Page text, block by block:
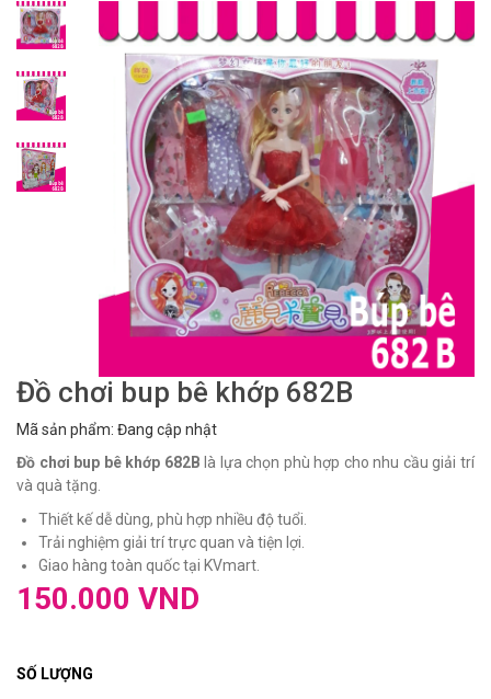
Đồ chơi bup bê khớp 682B
Mã sản phẩm: Đang cập nhật
Đồ chơi bup bê khớp 682B là lựa chọn phù hợp cho nhu cầu giải trí
và quà tặng.
Thiết kế dễ dùng, phù hợp nhiều độ tuổi.
Trải nghiệm giải trí trực quan và tiện lợi.
Giao hàng toàn quốc tại KVmart.
150.000 VND
SỐ LƯỢNG